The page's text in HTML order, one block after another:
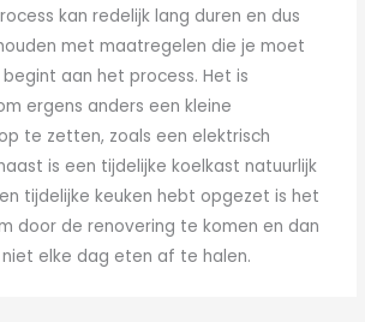
kan redelijk lang duren en dus
met maatregelen die je moet
aan het process. Het is
ergens anders een kleine
te zetten, zoals een elektrisch
is een tijdelijke koelkast natuurlijk
tijdelijke keuken hebt opgezet is het
door de renovering te komen en dan
elke dag eten af te halen.